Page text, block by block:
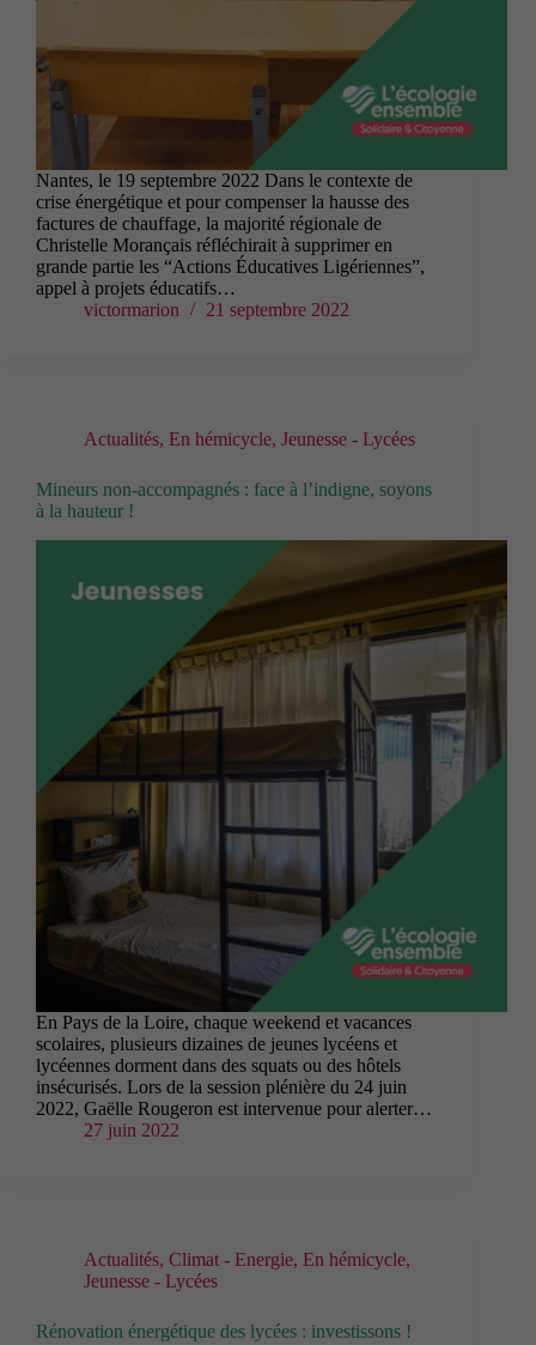
Nantes, le 19 septembre 2022 Dans le contexte de
crise énergétique et pour compenser la hausse des
factures de chauffage, la majorité régionale de
Christelle Morançais réfléchirait à supprimer en
grande partie les “Actions Éducatives Ligériennes”,
appel à projets éducatifs…
victormarion
21 septembre 2022
Actualités, En hémicycle, Jeunesse - Lycées
Mineurs non-accompagnés : face à l’indigne, soyons
à la hauteur !
En Pays de la Loire, chaque weekend et vacances
scolaires, plusieurs dizaines de jeunes lycéens et
lycéennes dorment dans des squats ou des hôtels
insécurisés. Lors de la session plénière du 24 juin
2022, Gaëlle Rougeron est intervenue pour alerter…
27 juin 2022
Actualités, Climat - Energie, En hémicycle,
Jeunesse - Lycées
Rénovation énergétique des lycées : investissons !